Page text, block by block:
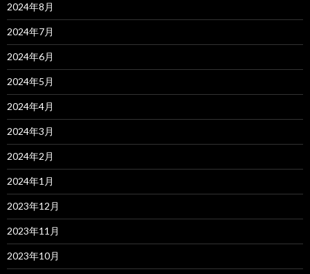
2024年8月
2024年7月
2024年6月
2024年5月
2024年4月
2024年3月
2024年2月
2024年1月
2023年12月
2023年11月
2023年10月